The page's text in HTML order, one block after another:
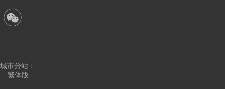
城市分站：
繁体版